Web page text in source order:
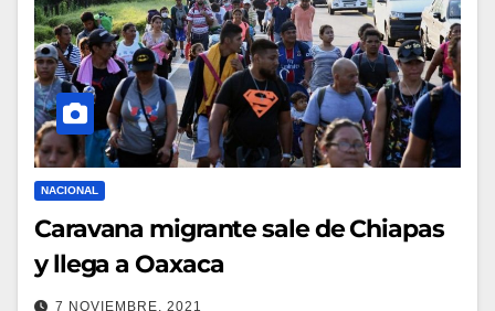
NACIONAL
Caravana migrante sale de Chiapas
y llega a Oaxaca
7 NOVIEMBRE, 2021